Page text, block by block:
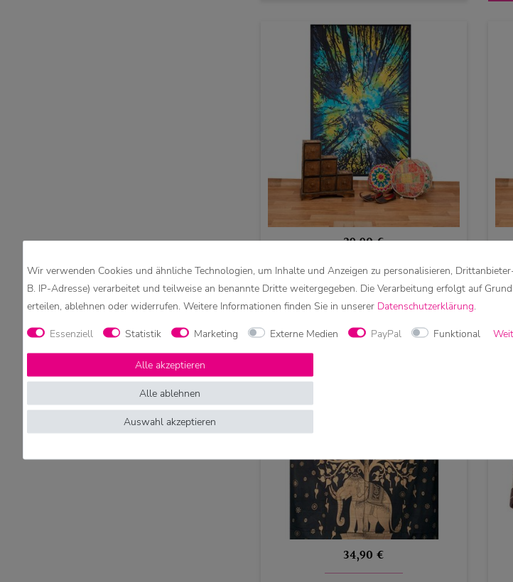
29,90 €
Tagesdecke Wandbehang Deko Tuch
Wald Bäume Zauberwald ca 135 x
200cm
34,90 €
Wir verwenden Cookies und ähnliche Technologien, um Inhalte und Anzeigen zu personalisieren,
B. IP-Adresse) verarbeitet und teilweise an benannte Dritte weitergegeben. Die Verarbeitung erfolgt auf
erteilen, ablehnen oder widerrufen. Weitere Informationen finden Sie in unserer Daten­schutz­erklärung.
Essenziell Statistik Marketing Externe Medien PayPal Funktional
Alle akzeptieren
Alle ablehnen
Auswahl akzeptieren